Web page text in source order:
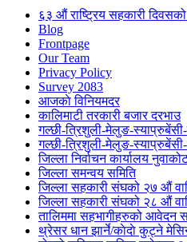
६३ औं राष्ट्रिय सहकारी
Blog
Frontpage
Our Team
Privacy Policy
Survey 2083
आजकाे विनियमदर
कालिमाटी तरकारी बजार दरभाउ
गल्छी-त्रिशुली-मेलुङ-
गल्छी-त्रिशुली-मेलुङ-
जिल्ला निर्वाचन कार्यालय
जिल्ला समन्वय समिति
जिल्ला सहकारी संघको २७ औं
जिल्ला सहकारी संघको २८ औं
तालिममा सहभागीहरुको आवेदन
थ्रेसर धान झार्ने/काेदाे कुट्ने